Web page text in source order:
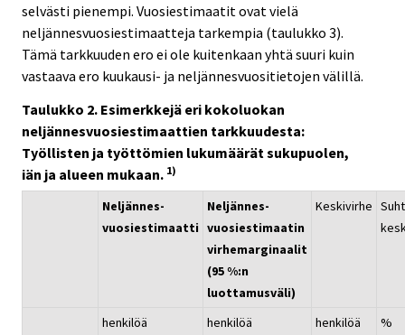
selvästi pienempi. Vuosiestimaatit ovat vielä
neljännesvuosiestimaatteja tarkempia (taulukko 3).
Tämä tarkkuuden ero ei ole kuitenkaan yhtä suuri kuin
vastaava ero kuukausi- ja neljännesvuositietojen välillä.
Taulukko 2. Esimerkkejä eri kokoluokan
neljännesvuosiestimaattien tarkkuudesta:
Työllisten ja työttömien lukumäärät sukupuolen,
iän ja alueen mukaan. 1)
Neljännes-
vuosiestimaatti
Neljännes-
vuosiestimaatin
virhemarginaalit
(95 %:n
luottamusväli)
Keskivirhe
henkilöä henkilöä henkilöä
%